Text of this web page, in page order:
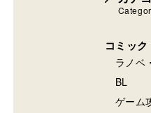
コミック
ラノベ
BL
ゲーム